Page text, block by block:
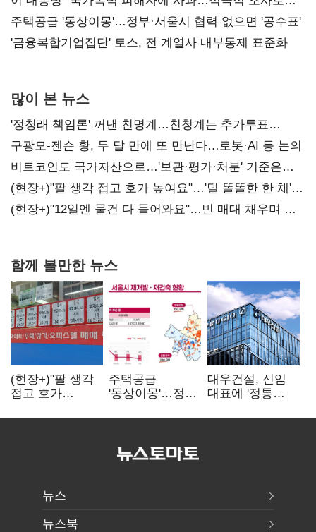
진실 밝혀야"
주택공급 '동상이몽'…정부·서울시 협력 없으면 '공수표'
'금융복합기업집단' 토스, 전 계열사 내부통제 표준화
많이 본 뉴스
'정청래 책임론' 꺼낸 친명계…친청계는 추가투표
때리기
구광모-젠슨 황, 두 달 만에 또 만난다…로봇·AI 등 논의
비트코인도 국가자산으로…'보관·평가·처분' 기준은
숙제
(현장+)"팔 생각 접고 호가 높여요"…'덜 똘똘한 한 채'
20억 키맞추기
(현장+)"12일엔 물건 다 들어와요"…빈 매대 채우며 문
함께 볼만한 뉴스
(현장+)"팔 생각
접고 호가
똘똘한 한 채'
주택공급
'동상이몽'…정부
없으면 '공수표'
대우건설, 신임
대표에 '정통
부사장 내정
뉴스
뉴스북